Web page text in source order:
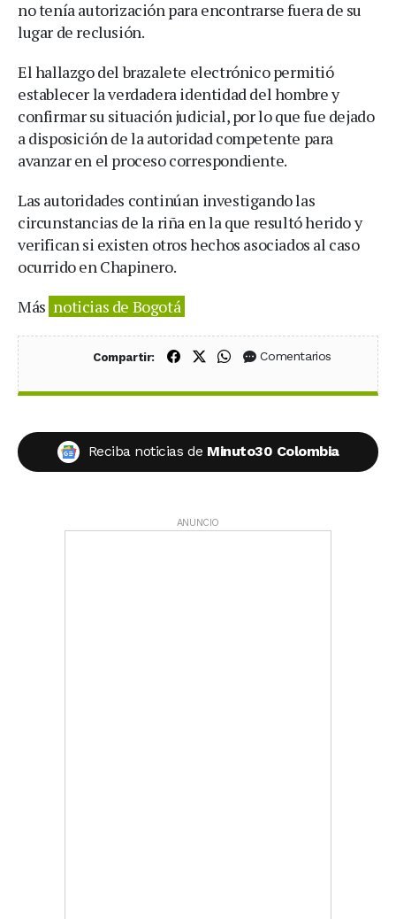
no tenía autorización para encontrarse fuera de su
lugar de reclusión.
El hallazgo del brazalete electrónico permitió
establecer la verdadera identidad del hombre y
confirmar su situación judicial, por lo que fue dejado
a disposición de la autoridad competente para
avanzar en el proceso correspondiente.
Las autoridades continúan investigando las
circunstancias de la riña en la que resultó herido y
verifican si existen otros hechos asociados al caso
ocurrido en Chapinero.
Más noticias de Bogotá
Compartir: Compartir en Facebook
Compartir en X (Twitter)
Compartir en WhatsApp
Comentarios
Reciba noticias de Minuto30 Colombia
ANUNCIO